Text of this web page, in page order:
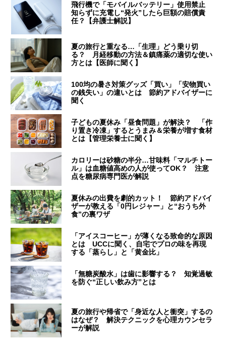
飛行機で「モバイルバッテリー」使用禁止
知らずに充電し“発火”したら巨額の賠償責
任？【弁護士解説】
夏の旅行と重なる…「生理」どう乗り切
る？ 月経移動の方法＆鎮痛薬の適切な使い
方とは【医師に聞く】
100均の暑さ対策グッズ「買い」「安物買い
の銭失い」の違いとは 節約アドバイザーに
聞く
子どもの夏休み「昼食問題」が解決？ 「作
り置き冷凍」するとうまみ＆栄養が増す食材
とは【管理栄養士に聞く】
カロリーは砂糖の半分…甘味料「マルチトー
ル」は血糖値高めの人が使ってOK？ 注意
点を糖尿病専門医が解説
夏休みの出費を劇的カット！ 節約アドバイ
ザーが教える「0円レジャー」と“おうち外
食”の裏ワザ
「アイスコーヒー」が薄くなる致命的な原因
とは UCCに聞く、自宅でプロの味を再現
する「蒸らし」と「黄金比」
「無糖炭酸水」は歯に影響する？ 知覚過敏
を防ぐ“正しい飲み方”とは
夏の旅行や帰省で「身近な人と衝突」するの
はなぜ？ 解決テクニックを心理カウンセラ
ーが解説